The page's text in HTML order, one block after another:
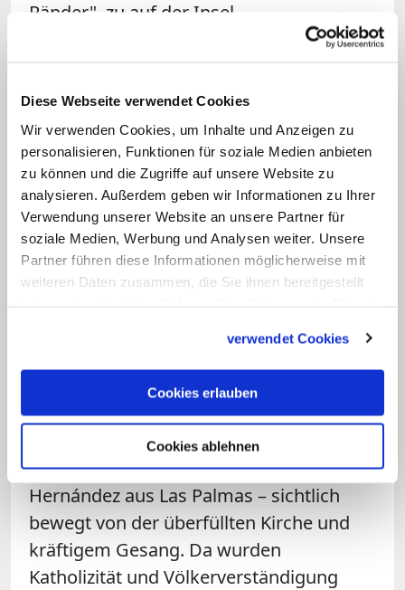
Diese Webseite verwendet Cookies
Wir verwenden Cookies, um Inhalte und Anzeigen zu
personalisieren, Funktionen für soziale Medien anbieten
zu können und die Zugriffe auf unsere Website zu
analysieren. Außerdem geben wir Informationen zu Ihrer
Verwendung unserer Website an unsere Partner für
soziale Medien, Werbung und Analysen weiter. Unsere
Partner führen diese Informationen möglicherweise mit
weiteren Daten zusammen, die Sie ihnen bereitgestellt
verwendet Cookies
Cookies erlauben
Cookies ablehnen
Ränder", zu auf der Insel
"Gestrandenten", feiert mit Obdachlosen
sammelt Spenden bei Fanclubs
deutscher Fussballvereine, zieht aus der
Kirche in Deutschland Ausgetretene an,
versendet per WhatsApp ein "Wort zum
Sonntag", bietet Kasualien, Rosenkranz,
Glaubensgespräche im Pfarrhaus,
Frühschoppen nach der Sonntagsmesse,
Kirchenkonzerte, Bücherei-Dienste,
Landesinnere an. Oft sind sie
ausgebucht.
Zu einem "Tag der katholischen
deutschsprachigen Seelsorge" am 8.
Februar kam Weihbischof Cristóbal Déniz
Hernández aus Las Palmas – sichtlich
bewegt von der überfüllten Kirche und
kräftigem Gesang. Da wurden
Katholizität und Völkerverständigung